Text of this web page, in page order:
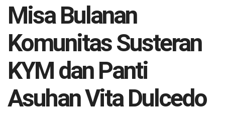
Misa Bulanan
Komunitas Susteran
KYM dan Panti
Asuhan Vita Dulcedo